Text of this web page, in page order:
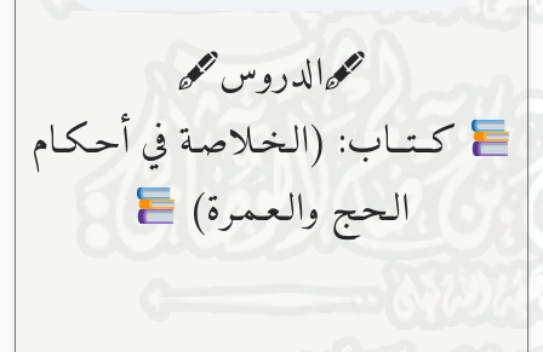
🖋الدروس🖋
كــتــاب: (الـخـلاصـة في أحـكـام
الـحـج والـعـمـرة)